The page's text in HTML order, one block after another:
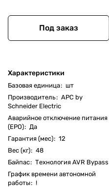
Под заказ
Характеристики
Базовая единица: шт
Производитель: APC by
Schneider Electric
Аварийное отключение питания
(EPO): Да
Гарантия (мес): 12
Вес (кг): 48
Байпас: Технология AVR Bypass
График времени автономной
работы: !